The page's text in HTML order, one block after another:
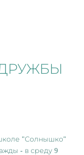
"Солнышко"
- в среду 9